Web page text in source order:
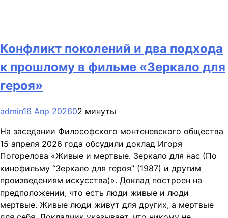
Конфликт поколений и два подхода
к прошлому в фильме «Зеркало для
героя»
admin16 Апр 202602 минуты
На заседании Философского монтеневского общества
15 апреля 2026 года обсудили доклад Игоря
Погорелова «Живые и мертвые. Зеркало для нас (По
кинофильму “Зеркало для героя” (1987) и другим
произведениям искусства)». Доклад построен на
предположении, что есть люди живые и люди
мертвые. Живые люди живут для других, а мертвые